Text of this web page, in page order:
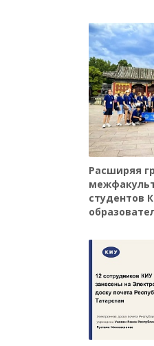
Расширяя
студентов